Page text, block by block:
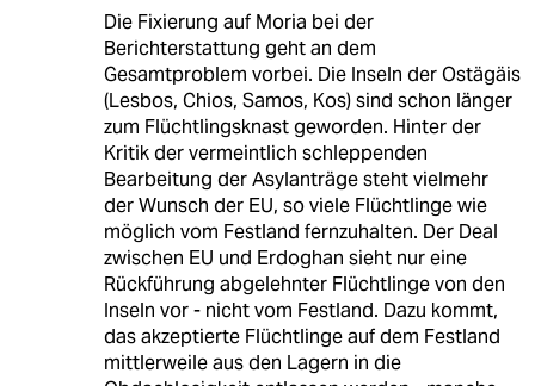
Die Fixierung auf Moria bei der
Berichterstattung geht an dem
Gesamtproblem vorbei. Die Inseln der Ostägäis
(Lesbos, Chios, Samos, Kos) sind schon länger
zum Flüchtlingsknast geworden. Hinter der
Kritik der vermeintlich schleppenden
Bearbeitung der Asylanträge steht vielmehr
der Wunsch der EU, so viele Flüchtlinge wie
möglich vom Festland fernzuhalten. Der Deal
zwischen EU und Erdoghan sieht nur eine
Rückführung abgelehnter Flüchtlinge von den
Inseln vor - nicht vom Festland. Dazu kommt,
das akzeptierte Flüchtlinge auf dem Festland
mittlerweile aus den Lagern in die